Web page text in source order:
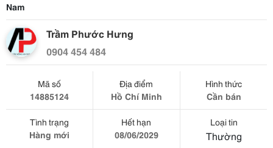
Nam
Trầm Phước Hưng
0904 454 484
Mã số
14885124
Địa điểm
Hồ Chí Minh
Hình thức
Cần bán
Tình trạng
Hàng mới
Hết hạn
08/06/2029
Loại tin
Thường